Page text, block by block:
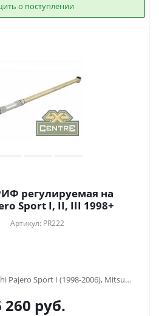
о поступлении
регулируемая на
Sport I, II, III 1998+
Артикул: PR222
Mitsubishi Pajero Sport I (1998-2006), Mitsubishi Pajero Sport II (2009-2015), Mitsubishi Pajero Sport III (2015-...)
260 руб.